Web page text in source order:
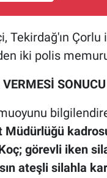
Tekirdağ'ın
iki polis
görevli iken
ateşli silahla